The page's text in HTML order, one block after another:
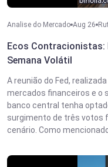
Analise do Mercado Aug 26
Ecos Contracionistas:
Semana Volátil
A reunião do Fed,
mercados financeiros e o
banco central tenha
surgimento de três votos
cenário. Como